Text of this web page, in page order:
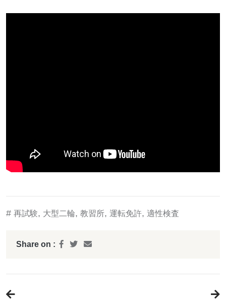
# 再試験, 大型二輪, 教習所, 運転免許, 適性検査
Share on :
稿